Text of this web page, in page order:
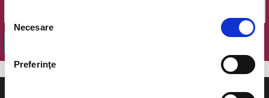
consimțământului
Necesare
Preferinţe